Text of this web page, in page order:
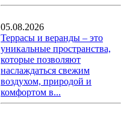
05.08.2026
Террасы и веранды – это
уникальные пространства,
которые позволяют
наслаждаться свежим
воздухом, природой и
комфортом в...